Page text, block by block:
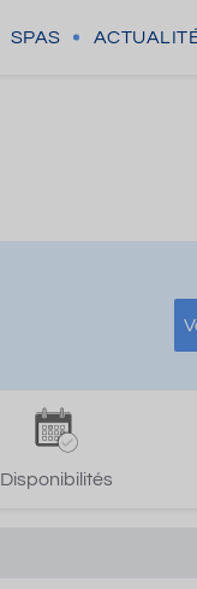
SPAS
Disponibilités